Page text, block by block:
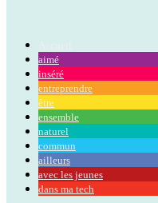
aimé
inséré
entreprendre
être
ensemble
naturel
commun
ailleurs
avec les jeunes
dans ma tech